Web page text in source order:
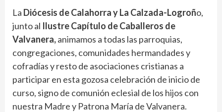
La Diócesis de Calahorra y La Calzada-Logroño,
junto al Ilustre Capítulo de Caballeros de
Valvanera,animamos a todas las parroquias,
congregaciones, comunidades hermandades y
cofradías y resto de asociaciones cristianas a
participar en esta gozosa celebración de inicio de
curso, signo de comunión eclesial de los hijos con
nuestra Madre y Patrona María de Valvanera.